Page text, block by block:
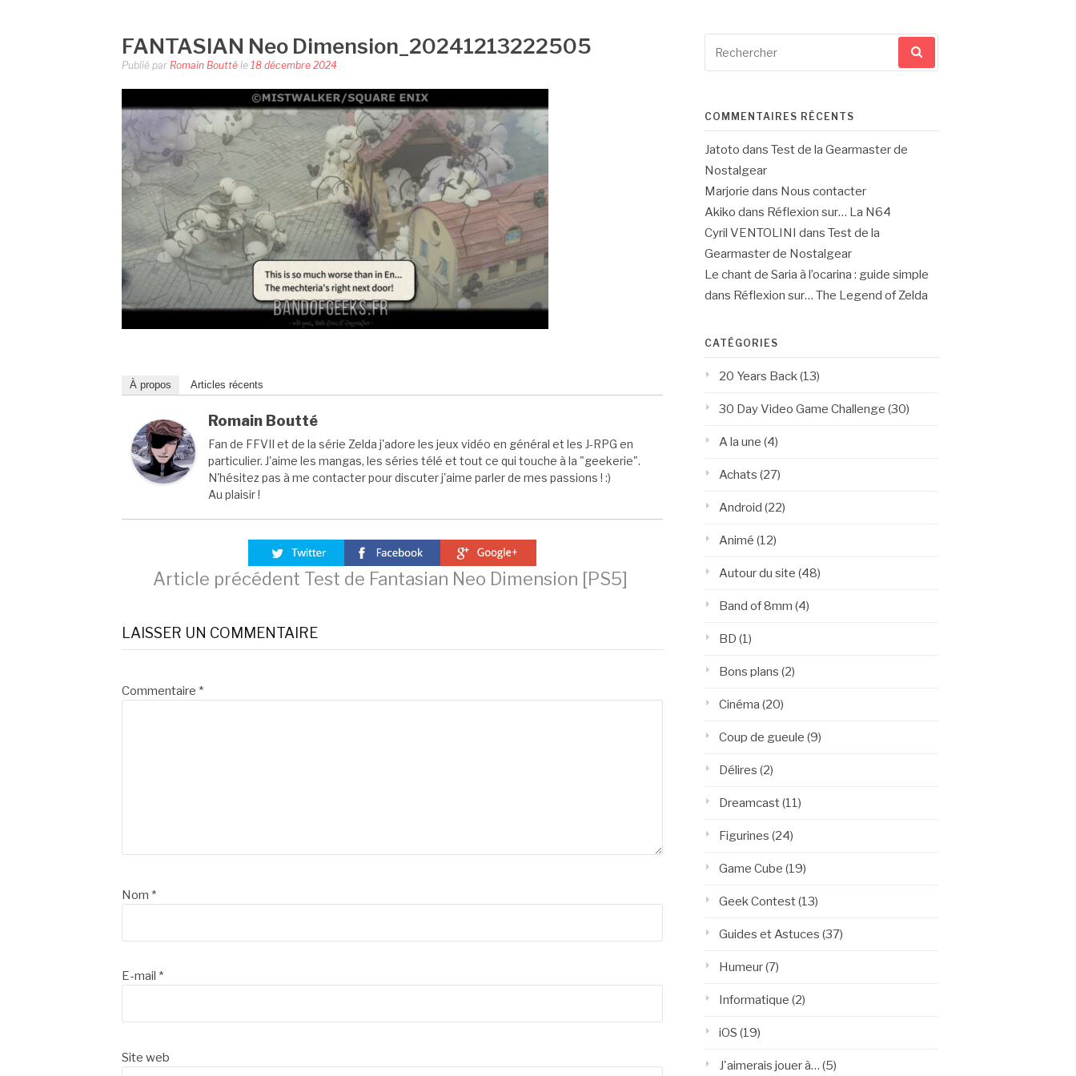
FANTASIAN Neo Dimension_20241213222505
Publié par Romain Boutté le 18 décembre 2024
À propos Articles récents
Romain Boutté
Fan de FFVII et de la série Zelda j'adore les jeux vidéo en général et les J-RPG en
particulier. J'aime les mangas, les séries télé et tout ce qui touche à la "geekerie".
N'hésitez pas à me contacter pour discuter j'aime parler de mes passions ! :)
Au plaisir !
Lire
la
suite
Article précédent Test de Fantasian Neo Dimension [PS5]
LAISSER UN COMMENTAIRE
Commentaire *
Nom *
E-mail *
Site web
pour
COMMENTAIRES RÉCENTS
Jatoto dans Test de la Gearmaster de
Nostalgear
Marjorie dans Nous contacter
Akiko dans Réflexion sur… La N64
Cyril VENTOLINI dans Test de la
Gearmaster de Nostalgear
Le chant de Saria à l’ocarina : guide simple
dans Réflexion sur… The Legend of Zelda
CATÉGORIES
20 Years Back (13)
30 Day Video Game Challenge (30)
A la une (4)
Achats (27)
Android (22)
Animé (12)
Autour du site (48)
Band of 8mm (4)
BD (1)
Bons plans (2)
Cinéma (20)
Coup de gueule (9)
Délires (2)
Dreamcast(11)
Figurines (24)
Game Cube (19)
Geek Contest(13)
Guides et Astuces (37)
Humeur(7)
Informatique (2)
iOS (19)
J'aimerais jouer à… (5)